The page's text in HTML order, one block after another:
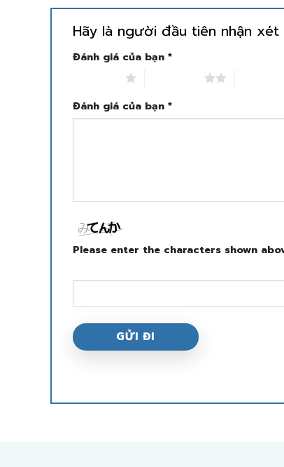
Hãy là người đầu tiên nhận
Đánh giá của bạn *
Đánh giá của bạn *
Please enter the characters shown